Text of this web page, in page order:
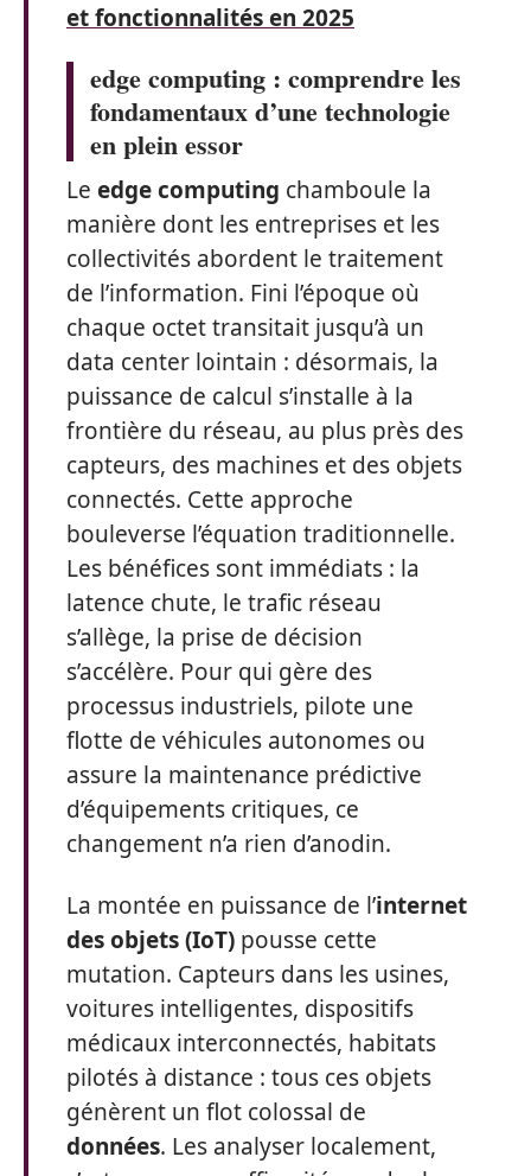
et fonctionnalités en 2025
edge computing : comprendre les
fondamentaux d’une technologie
en plein essor
Le edge computing chamboule la
manière dont les entreprises et les
collectivités abordent le traitement
de l’information. Fini l’époque où
chaque octet transitait jusqu’à un
data center lointain : désormais, la
puissance de calcul s’installe à la
frontière du réseau, au plus près des
capteurs, des machines et des objets
connectés. Cette approche
bouleverse l’équation traditionnelle.
Les bénéfices sont immédiats : la
latence chute, le trafic réseau
s’allège, la prise de décision
s’accélère. Pour qui gère des
processus industriels, pilote une
flotte de véhicules autonomes ou
assure la maintenance prédictive
d’équipements critiques, ce
changement n’a rien d’anodin.
La montée en puissance de l’internet
des objets (IoT) pousse cette
mutation. Capteurs dans les usines,
voitures intelligentes, dispositifs
médicaux interconnectés, habitats
pilotés à distance : tous ces objets
génèrent un flot colossal de
données. Les analyser localement,